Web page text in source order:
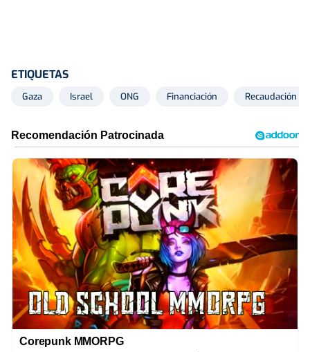
ETIQUETAS
Gaza Israel ONG Financiación Recaudación
Corepunk MMORPG